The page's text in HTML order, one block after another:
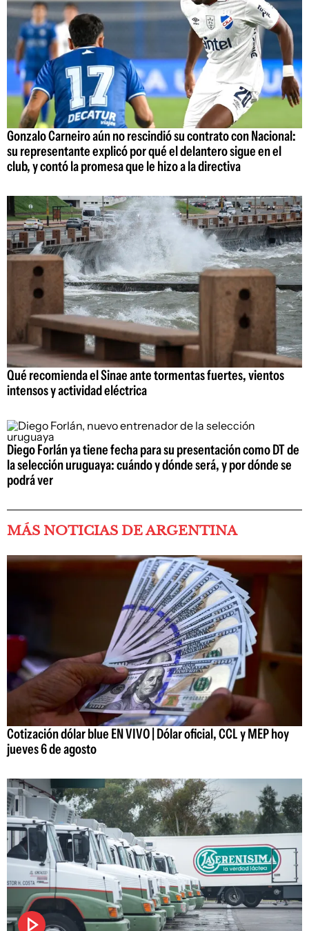
Gonzalo Carneiro aún no rescindió su contrato con Nacional:
su representante explicó por qué el delantero sigue en el
club, y contó la promesa que le hizo a la directiva
Qué recomienda el Sinae ante tormentas fuertes, vientos
intensos y actividad eléctrica
Diego Forlán ya tiene fecha para su presentación como DT de
la selección uruguaya: cuándo y dónde será, y por dónde se
podrá ver
MÁS NOTICIAS DE ARGENTINA
Cotización dólar blue EN VIVO | Dólar oficial, CCL y MEP hoy
jueves 6 de agosto